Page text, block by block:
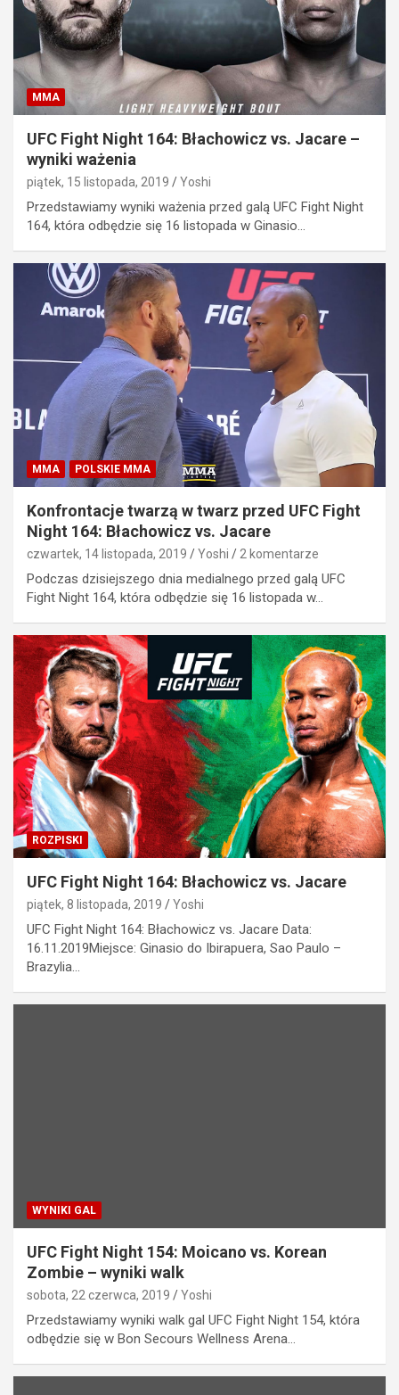
MMA
UFC Fight Night 164: Błachowicz vs. Jacare –
wyniki ważenia
piątek, 15 listopada, 2019 Yoshi
Przedstawiamy wyniki ważenia przed galą UFC Fight Night
164, która odbędzie się 16 listopada w Ginasio…
MMA POLSKIE MMA
Konfrontacje twarzą w twarz przed UFC Fight
Night 164: Błachowicz vs. Jacare
czwartek, 14 listopada, 2019 Yoshi 2 komentarze
Podczas dzisiejszego dnia medialnego przed galą UFC
Fight Night 164, która odbędzie się 16 listopada w…
ROZPISKI
UFC Fight Night 164: Błachowicz vs. Jacare
piątek, 8 listopada, 2019 Yoshi
UFC Fight Night 164: Błachowicz vs. Jacare Data:
16.11.2019Miejsce: Ginasio do Ibirapuera, Sao Paulo –
Brazylia…
WYNIKI GAL
UFC Fight Night 154: Moicano vs. Korean
Zombie – wyniki walk
sobota, 22 czerwca, 2019 Yoshi
Przedstawiamy wyniki walk gal UFC Fight Night 154, która
odbędzie się w Bon Secours Wellness Arena…